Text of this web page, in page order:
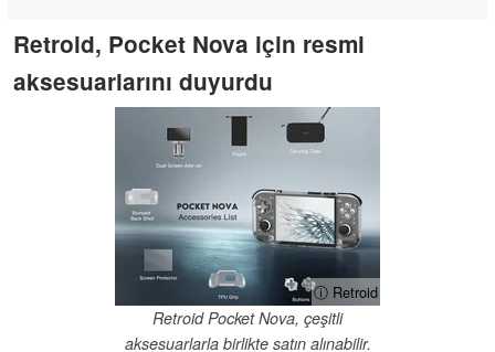
Retroid, Pocket Nova için resmi
aksesuarlarını duyurdu
ⓘ Retroid
Retroid Pocket Nova, çeşitli
aksesuarlarla birlikte satın alınabilir.